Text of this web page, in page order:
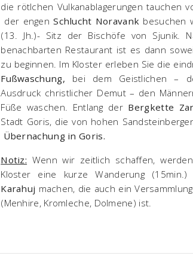
die rötlchen Vulkanablagerungen tauchen
der engenSchlucht Noravank besuchen
(13. Jh.)- Sitz der Bischöfe von Sjunik.
benachbarten Restaurant ist es dann
zu beginnen. Im Kloster erleben Sie die
Fußwaschung, bei dem Geistlichen –
Ausdruck christlicher Demut – den
Füße waschen. Entlang der Bergkette
Stadt Goris, die von hohen
Übernachung in Goris.
Notiz: Wenn wir zeitlich schaffen,
Kloster eine kurze Wanderung
Karahuj machen, die auch ein
(Menhire, Kromleche, Dolmene) ist.